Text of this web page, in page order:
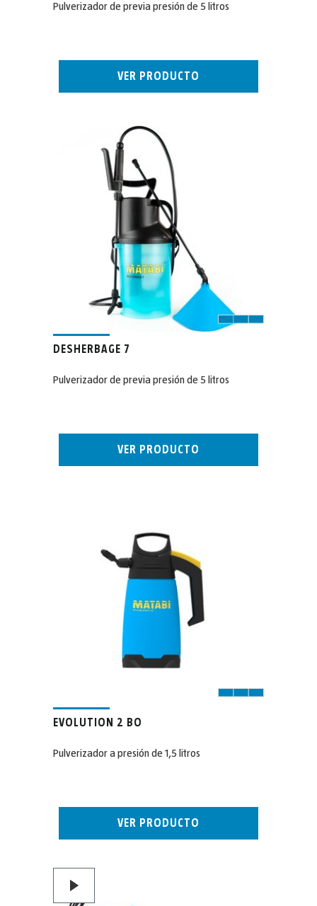
Pulverizador de previa presión de 5 litros
VER PRODUCTO
DESHERBAGE 7
Pulverizador de previa presión de 5 litros
VER PRODUCTO
EVOLUTION 2 BO
Pulverizador a presión de 1,5 litros
VER PRODUCTO